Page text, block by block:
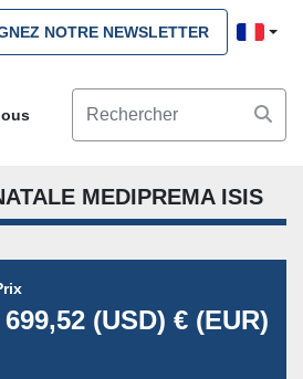
NOTRE NEWSLETTER
MEDIPREMA ISIS
699,52 (USD) € (EUR)